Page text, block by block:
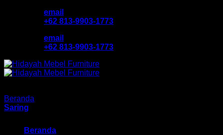
email
+62 813-9903-1773
email
+62 813-9903-1773
Beranda
Beranda
Saring